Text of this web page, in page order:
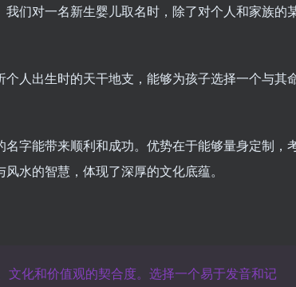
们对一名新生婴儿取名时，除了对个人和家族的
人出生时的天干地支，能够为孩子选择一个与其
字能带来顺利和成功。优势在于能够量身定制，
水的智慧，体现了深厚的文化底蕴。
化和价值观的契合度。选择一个易于发音和记